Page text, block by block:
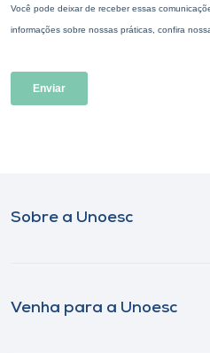
Sobre a Unoesc
Venha para a Unoesc